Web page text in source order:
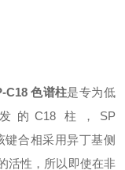
C18 色谱柱是专为低
的C18 柱，SP
键合相采用异丁基侧
活性，所以即使在非